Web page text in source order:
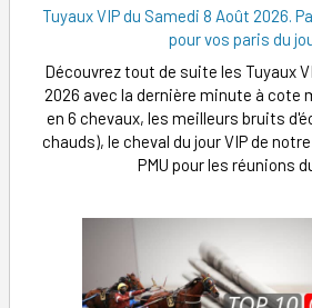
Tuyaux VIP du Samedi 8 Août 2026.
pour vos paris du
Découvrez tout de suite les Tuyaux
2026 avec la dernière minute à cote
en 6 chevaux, les meilleurs bruits
chauds), le cheval du jour VIP de
PMU pour les réunions